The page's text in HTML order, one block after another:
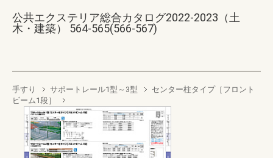
公共エクステリア総合カタログ2022-2023（土
木・建築） 564-565(566-567)
手すり サポートレール1型～3型
センター柱タイプ［フロント
ビーム1段］